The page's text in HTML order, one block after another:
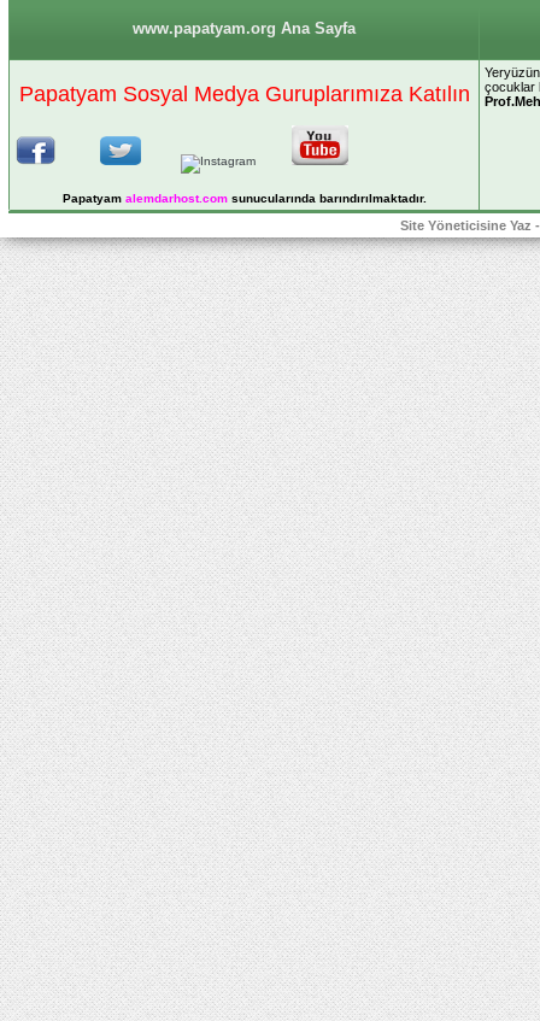
www.papatyam.org Ana Sayfa
Papatyam Sosyal Medya Guruplarımıza Katılın
Papatyam alemdarhost.comsunucularında barındırılmaktadır.
çocuklar
Site Yöneticisine Yaz